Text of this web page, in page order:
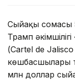
Сыйақы сомасы
Трамп
(Cartel de
көшбасшылары
млн доллар